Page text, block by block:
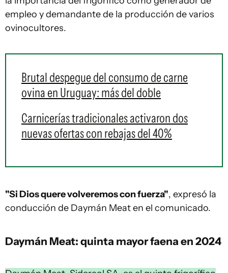
empleo y demandante de la producción de varios
ovinocultores.
Brutal despegue del consumo de carne
ovina en Uruguay: más del doble
Carnicerías tradicionales activaron dos
nuevas ofertas con rebajas del 40%
"Si Dios quere volveremos con fuerza", expresó la
conducción de Daymán Meat en el comunicado.
Daymán Meat: quinta mayor faena en2024